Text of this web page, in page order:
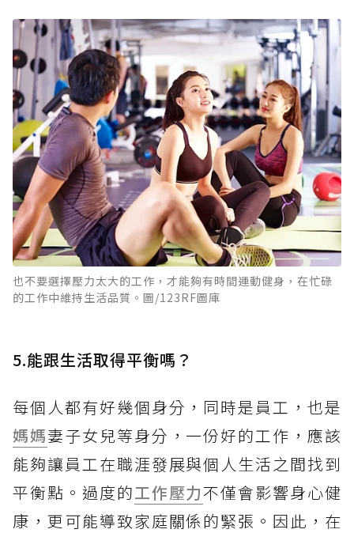
也不要選擇壓力太大的工作，才能夠有時間運動健身，在忙碌
的工作中維持生活品質。圖/123RF圖庫
5.能跟生活取得平衡嗎？
每個人都有好幾個身分，同時是員工，也是
媽媽妻子女兒等身分，一份好的工作，應該
能夠讓員工在職涯發展與個人生活之間找到
平衡點。過度的工作壓力不僅會影響身心健
康，更可能導致家庭關係的緊張。因此，在